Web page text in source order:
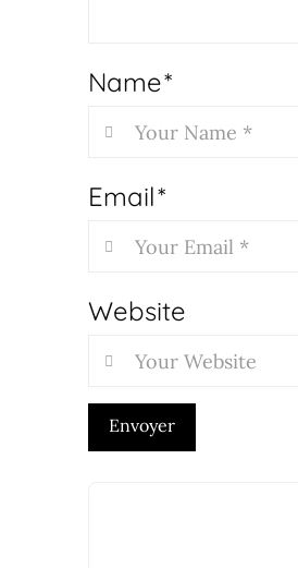
Name*
Email*
Website
Envoyer